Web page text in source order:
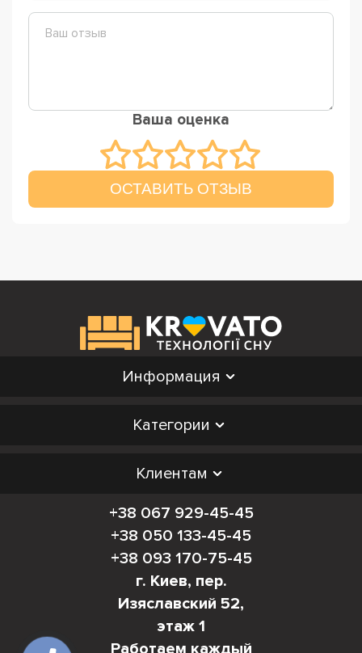
Ваша оценка
ОСТАВИТЬ ОТЗЫВ
Информация
Категории
Клиентам
+38 067 929-45-45
+38 050 133-45-45
+38 093 170-75-45
г. Киев, пер.
Изяславский 52,
этаж 1
Работаем каждый